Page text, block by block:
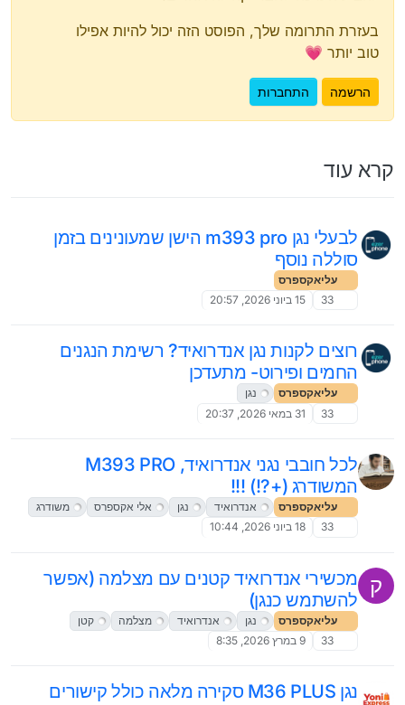
בעזרת התרומה שלך, הפוסט הזה יכול להיות אפילו
טוב יותר 💗
הרשמה התחברות
קרא עוד
לבעלי נגן m393 pro הישן שמעונינים בזמן
סוללה נוסף
עליאקספרס
33
15 ביוני 2026, 20:57
רוצים לקנות נגן אנדרואיד? רשימת הנגנים
החמים ופירוט- מתעדכן
עליאקספרס
נגן
33
31 במאי 2026, 20:37
לכל חובבי נגני אנדרואיד, M393 PRO
המשודרג (+?!) !!!
עליאקספרס אנדרואיד נגן אלי אקספרס
משודרג
33
18 ביוני 2026, 10:44
ק
מכשירי אנדרואיד קטנים עם מצלמה (אפשר
להשתמש כנגן)
עליאקספרס נגן אנדרואיד מצלמה
קטן
33
9 במרץ 2026, 8:35
נגן M36 PLUS סקירה מלאה כולל קישורים